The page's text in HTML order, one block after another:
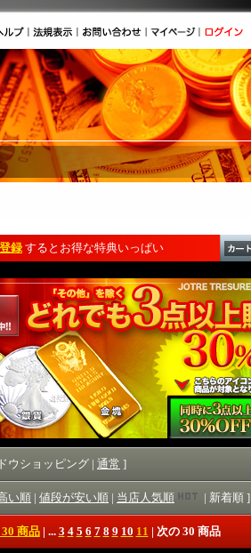
録 するとお得な特典いっぱい
ウショッピング | 通常 ]
い順 | 値段が安い順 | 当店人気順 | 新着順 ]
商品| ... 3 4 5 6 7 8 9 10 11 | 次の 30 商品